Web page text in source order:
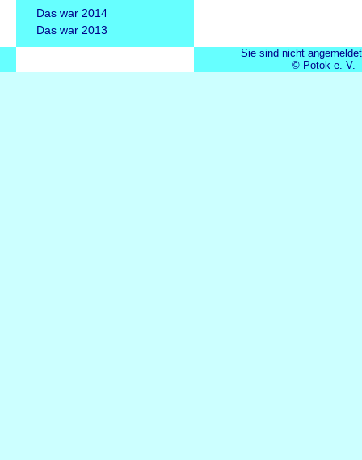
Das war 2014
Das war 2013
Sie sind nicht angemeldet
© Potok e. V.